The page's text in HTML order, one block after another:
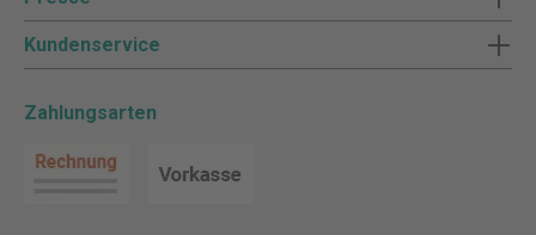
Kundenservice
Zahlungsarten